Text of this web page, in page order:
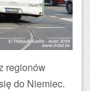
regionów
do Niemiec.